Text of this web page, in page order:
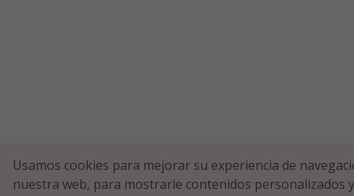
Usamos cookies para mejorar su experiencia de
nuestra web, para mostrarle contenidos personalizados